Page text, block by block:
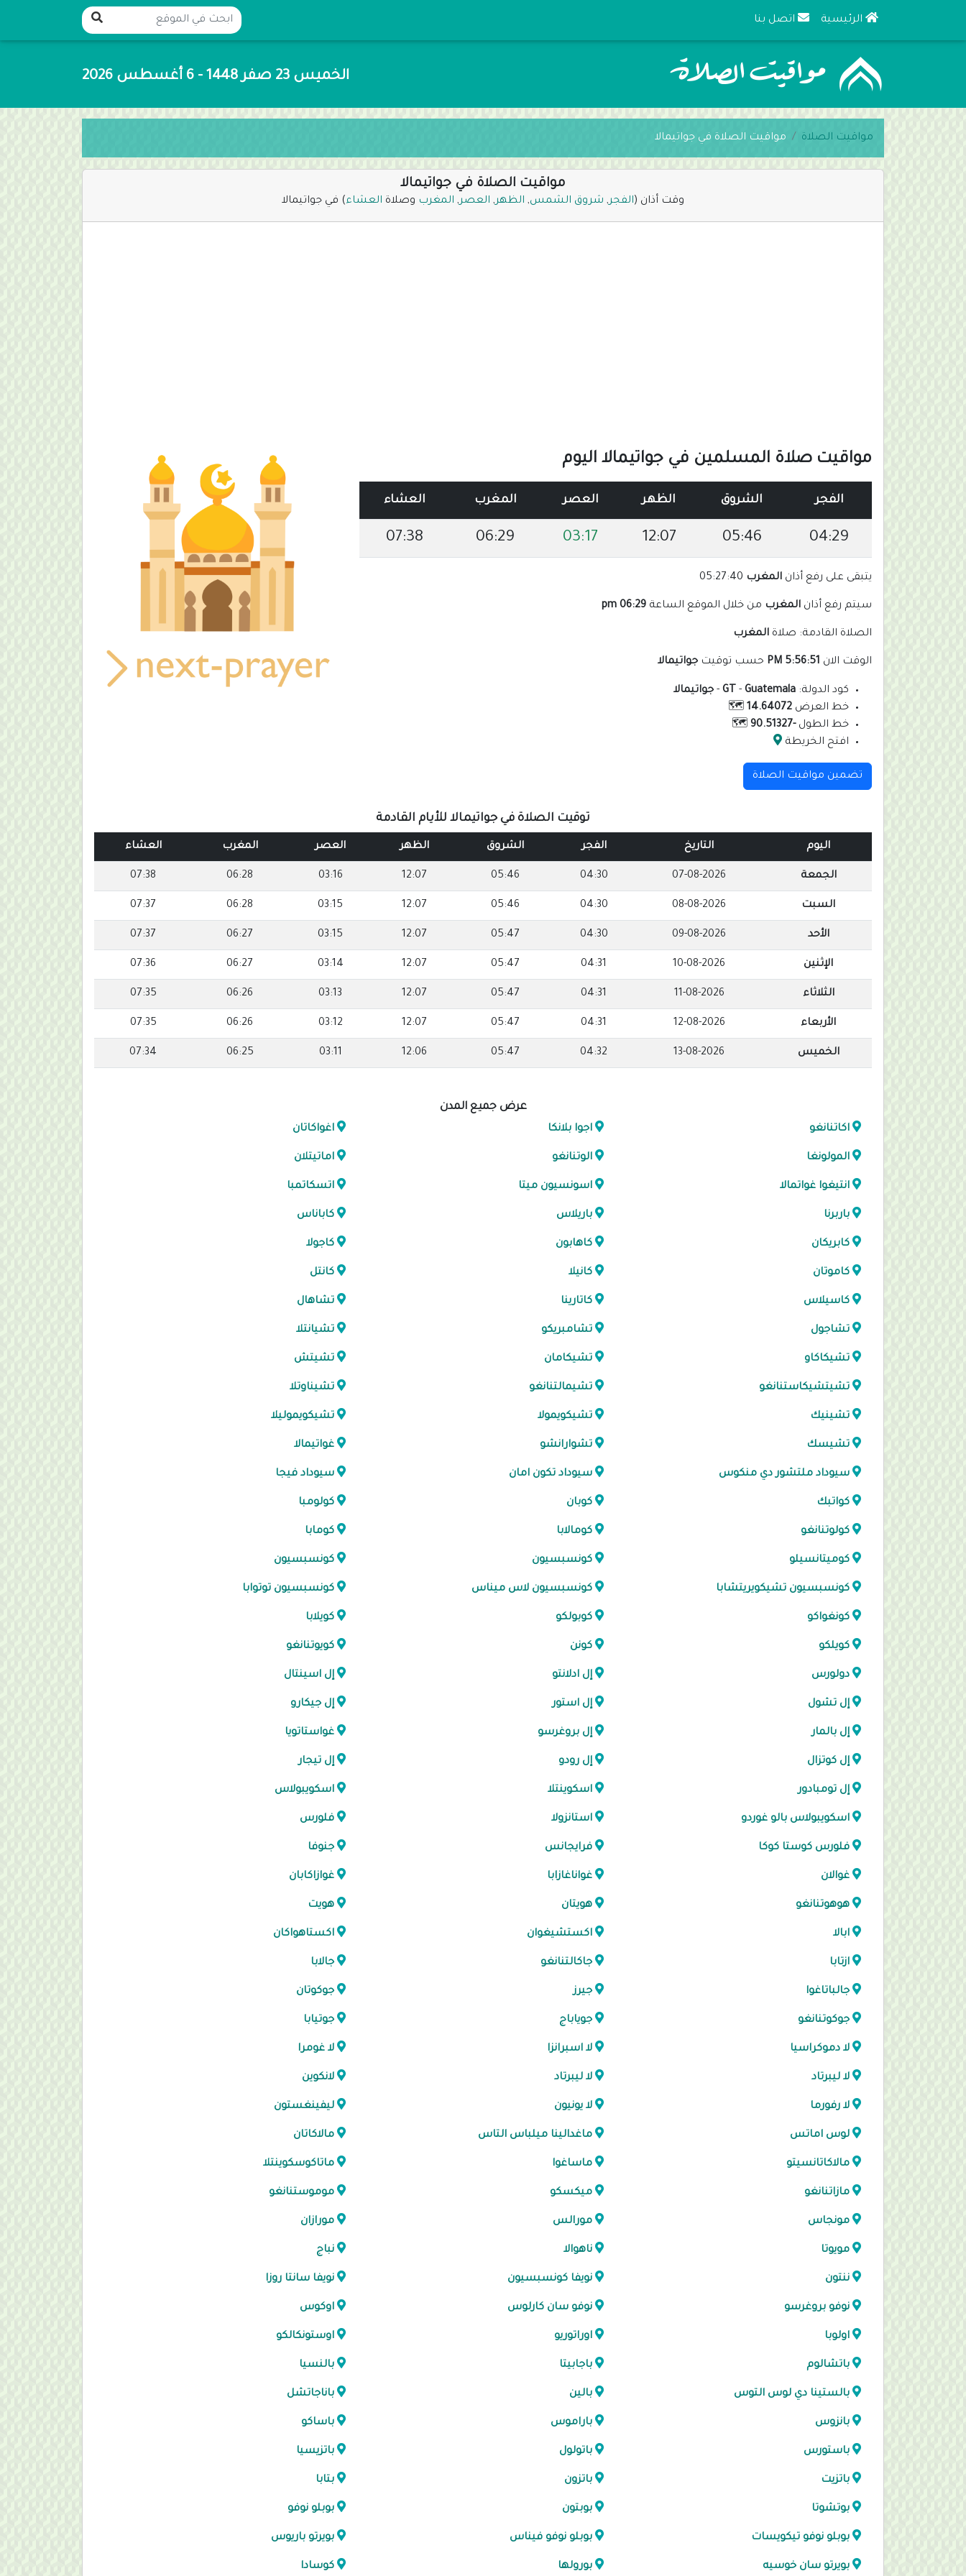
الرئيسية اتصل بنا
الخميس 23 صفر 1448 - 6 أغسطس 2026
مواقيت الصلاة مواقيت الصلاة في جواتيمالا
مواقيت الصلاة في جواتيمالا
وقت أذان (الفجر, شروق الشمس, الظهر, العصر, المغرب وصلاة العشاء) في جواتيمالا
مواقيت صلاة المسلمين في جواتيمالا اليوم
الفجر الشروق الظهر العصر المغرب العشاء
04:29
05:46
12:07
03:17
06:29
07:38
يتبقى على رفع أذان المغرب 05:27:39
سيتم رفع أذان المغرب من خلال الموقع الساعة 06:29 pm
الصلاة القادمة: صلاة المغرب
الوقت الان 5:56:52 PM حسب توقيتجواتيمالا
كود الدولة: GT - Guatemala
- جواتيمالا
خط العرض 14.64072
🗺️
خط الطول-90.51327
🗺️
افتح الخريطة
تضمين مواقيت الصلاة
توقيت الصلاة في جواتيمالا للأيام القادمة
اليوم التاريخ الفجر الشروق الظهر العصر المغرب العشاء
الجمعة 07-08-2026
04:30
05:46
12:07
03:16
06:28
07:38
السبت 08-08-2026
04:30
05:46
12:07
03:15
06:28
07:37
الأحد 09-08-2026
04:30
05:47
12:07
03:15
06:27
07:37
الإثنين 10-08-2026
04:31
05:47
12:07
03:14
06:27
07:36
الثلاثاء 11-08-2026
04:31
05:47
12:07
03:13
06:26
07:35
الأربعاء 12-08-2026
04:31
05:47
12:07
03:12
06:26
07:35
الخميس 13-08-2026
04:32
05:47
12:06
03:11
06:25
07:34
عرض جميع المدن
اكاتنانغو اجوا بلانكا اغواكاتان
المولونغا الوتنانغو اماتيتلان
انتيغوا غواتمالا اسونسيون ميتا اتسكاتمبا
باربرنا باريلاس كاباناس
كابريكان كاهابون كاجولا
كاموتان كانيلا كانتل
كاسيلاس كاتارينا تشاهال
تشاجول تشامبريكو تشيانتلا
تشيكاكاو تشيكامان تشيتش
تشيتشيكاستنانغو تشيمالتنانغو تشيناوتلا
تشينيك تشيكويمولا تشيكويموليلا
تشيسك تشوارانشو غواتيمالا
سيوداد ملتشور دي منكوس سيوداد تكون امان سيوداد فيجا
كواتبك كوبان كولومبا
كولوتنانغو كومالابا كومابا
كوميتانسيلو كونسبسيون كونسبسيون
كونسبسيون تشيكويريتشابا كونسبسيون لاس ميناس كونسبسيون توتوابا
كونغواكو كوبولكو كويلابا
كويلكو كونن كويوتنانغو
دولورس إل ادلانتو إل اسينتال
إل تشول إل استور إل جيكارو
إل بالمار إل بروغرسو غواستاتويا
إل كوتزال إل رودو إل تيجار
إل تومبادور اسكوينتلا اسكويبولاس
اسكويبولاس بالو غوردو استانزولا فلورس
فلورس كوستا كوكا فرايجانس جنوفا
غوالان غواناغازابا غوازاكابان
هوهوتنانغو هويتان هويت
ابالا اكستشيغوان اكستاهواكان
ازتابا جاكالتنانغو جالابا
جالباتاغوا جيرز جوكوتان
جوكوتنانغو جوياباج جوتيابا
لا دموكراسيا لا اسبرانزا لا غومرا
لا ليبرتاد لا ليبرتاد لانكوين
لا رفورما لا يونيون ليفينغستون
لوس اماتس ماغدالينا ميلباس التاس مالاكاتان
مالاكاتانسيتو ماساغوا ماتاكوسكوينتلا
مازاتنانغو ميكسكو موموستنانغو
مونجاس مورالس مورازان
مويوتا ناهوالا نباج
ننتون نويفا كونسبسيون نويفا سانتا روزا
نوفو بروغرسو نوفو سان كارلوس اوكوس
اولوبا اوراتوريو اوستونكالكو
باتشالوم باجابيتا بالنسيا
بالستينا دي لوس التوس بالين باناجاتشل
بانزوس باراموس باساكو
باستورس باتولول باتزيسيا
باتزيت باتزون بتابا
بوتشوتا بوبتون بوبلو نوفو
بوبلو نوفو تيكويسات بوبلو نوفو فيناس بويرتو باريوس
بويرتو سان خوسيه بورولها كوسادا